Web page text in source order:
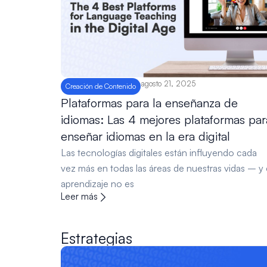
Creación de Contenido agosto 21, 2025
Plataformas para la enseñanza de
idiomas: Las 4 mejores plataformas
enseñar idiomas en la era digital
Las tecnologías digitales están influyendo cada
vez más en todas las áreas de nuestras vidas – y
aprendizaje no es
Leer más
Estrategias